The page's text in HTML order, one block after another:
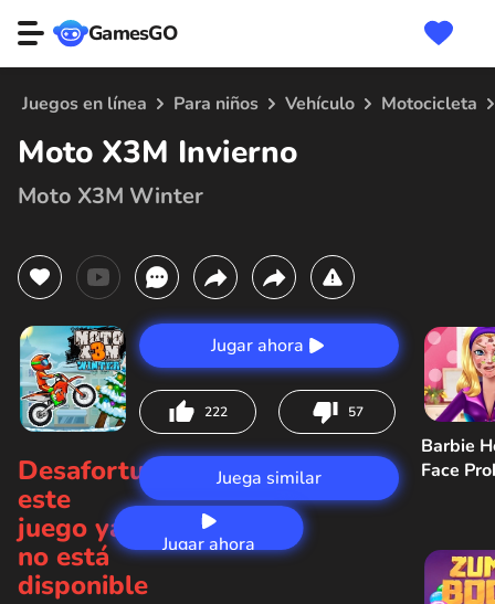
GamesGO
Juegos en línea Para niños Vehículo Motocicleta
Moto X3M Invierno
Moto X3M Winter
Jugar ahora
Jugar ahora
222 57
Desafortunadamente,
este
juego ya
no está
disponible
Juega similar
Barbie
Face